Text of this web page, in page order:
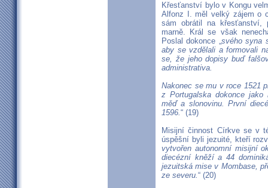
Křesťanství bylo v Kongu
Alfonz I. měl velký zájem o
sám obrátil na křesťanství,
marně. Král se však
Poslal dokonce „svého syna
aby se vzdělali a formovali
se, že jeho dopisy buď
administrativa.
Nakonec se mu v roce 1521
z Portugalska dokonce
měď a slonovinu. První
1596.“ (19)
Misijní činnost Církve se v
úspěšní byli jezuité, kteří
vytvořen autonomní misijní
diecézní kněží a 44
jezuitská mise v Mombase,
ze severu.“ (20)